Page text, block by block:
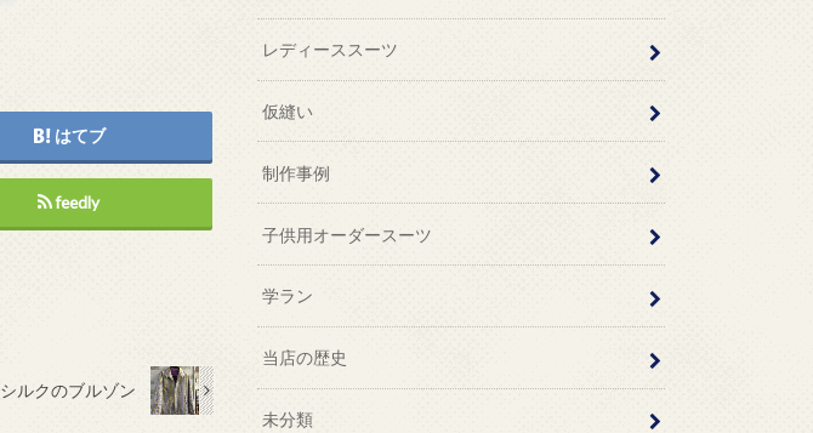
はてブ
feedly
シルクのブルゾン
レディーススーツ
仮縫い
制作事例
子供用オーダースーツ
学ラン
当店の歴史
未分類